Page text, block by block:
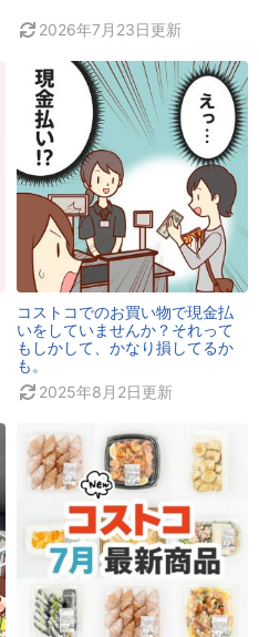
2026年7月23日更新
コストコでのお買い物で現金払
いをしていませんか？それって
もしかして、かなり損してるか
も。
2025年8月2日更新